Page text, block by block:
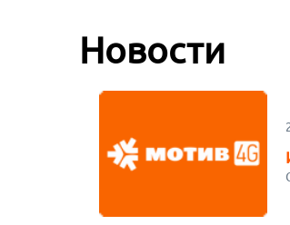
Новости